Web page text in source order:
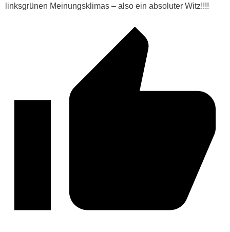
linksgrünen Meinungsklimas – also ein absoluter Witz!!!!